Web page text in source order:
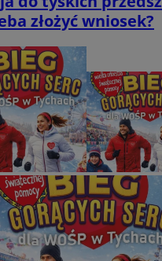
złożyć wniosek?